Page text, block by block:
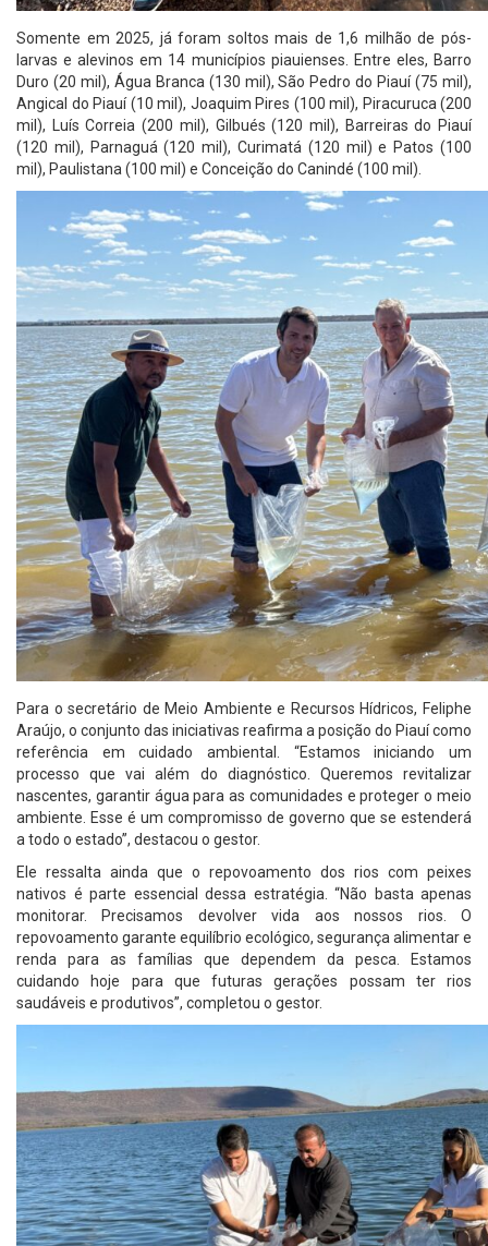
Somente em 2025, já foram soltos mais de 1,6 milhão de pós-
larvas e alevinos em 14 municípios piauienses. Entre eles, Barro
Duro (20 mil), Água Branca (130 mil), São Pedro do Piauí (75 mil),
Angical do Piauí (10 mil), Joaquim Pires (100 mil), Piracuruca (200
mil), Luís Correia (200 mil), Gilbués (120 mil), Barreiras do Piauí
(120 mil), Parnaguá (120 mil), Curimatá (120 mil) e Patos (100
mil), Paulistana (100 mil) e Conceição do Canindé (100 mil).
Para o secretário de Meio Ambiente e Recursos Hídricos, Feliphe
Araújo, o conjunto das iniciativas reafirma a posição do Piauí como
referência em cuidado ambiental. “Estamos iniciando um
processo que vai além do diagnóstico. Queremos revitalizar
nascentes, garantir água para as comunidades e proteger o meio
ambiente. Esse é um compromisso de governo que se estenderá
a todo o estado”, destacou o gestor.
Ele ressalta ainda que o repovoamento dos rios com peixes
nativos é parte essencial dessa estratégia. “Não basta apenas
monitorar. Precisamos devolver vida aos nossos rios. O
repovoamento garante equilíbrio ecológico, segurança alimentar e
renda para as famílias que dependem da pesca. Estamos
cuidando hoje para que futuras gerações possam ter rios
saudáveis e produtivos”, completou o gestor.